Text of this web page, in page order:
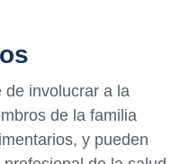
de involucrar a la
de la familia
y pueden